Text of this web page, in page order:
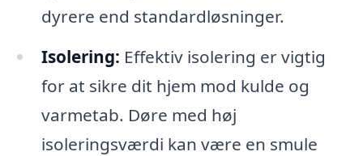
dyrere end standardløsninger.
Isolering: Effektiv isolering er vigtig
for at sikre dit hjem mod kulde og
varmetab. Døre med høj
isoleringsværdi kan være en smule